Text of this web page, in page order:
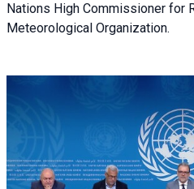
Nations High Commissioner for
Meteorological Organization.